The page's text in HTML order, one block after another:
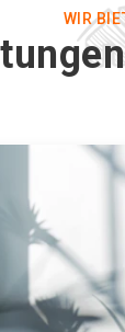
WIR